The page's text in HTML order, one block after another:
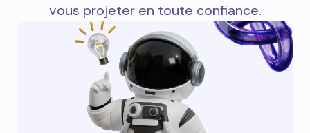
vous projeter en toute confiance.